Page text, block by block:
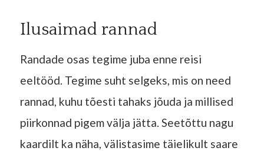
Ilusaimad rannad
Randade osas tegime juba enne reisi
eeltööd. Tegime suht selgeks, mis on need
rannad, kuhu tõesti tahaks jõuda ja millised
piirkonnad pigem välja jätta. Seetõttu nagu
kaardilt ka näha, välistasime täielikult saare